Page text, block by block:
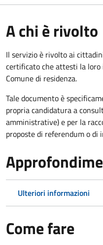
A chi è rivolto
Il servizio è rivolto ai
certificato che attesti la
Comune di residenza.
Tale documento è
propria candidatura a
amministrative) e per la
proposte di referendum o di
Ulteriori informazioni
Come fare